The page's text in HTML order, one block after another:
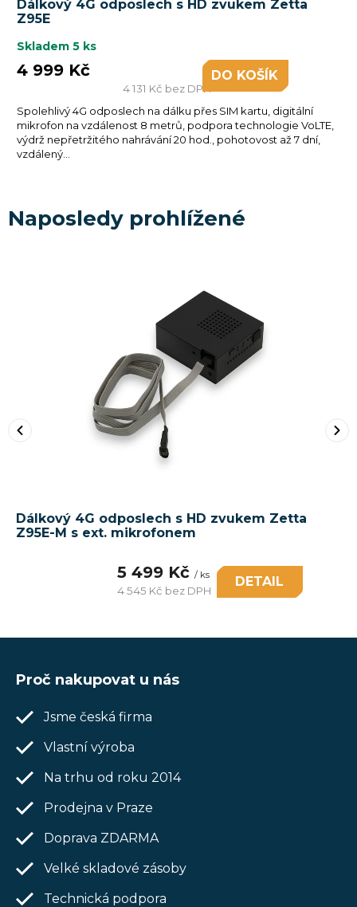
Dálkový 4G odposlech s HD zvukem Zetta
Z95E
Skladem 5 ks
4 131 Kč bez DPH
4 999 Kč DO KOŠÍKU
Spolehlivý 4G odposlech na dálku přes SIM kartu, digitální
mikrofon na vzdálenost 8 metrů, podpora technologie VoLTE,
výdrž nepřetržitého nahrávání 20 hod., pohotovost až 7 dní,
vzdálený...
Naposledy prohlížené
Dálkový 4G odposlech s HD zvukem Zetta
Z95E-M s ext. mikrofonem
5 499 Kč / ks
4 545 Kč bez DPH
DETAIL
Proč nakupovat u nás
Jsme česká firma
Vlastní výroba
Na trhu od roku 2014
Prodejna v Praze
Doprava ZDARMA
Velké skladové zásoby
Technická podpora